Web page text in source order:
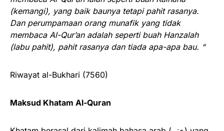
(kemangi), yang baik baunya tetapi pahit rasanya.
Dan perumpamaan orang munafik yang tidak
membaca Al-Qur’an adalah seperti buah Hanzalah
(labu pahit), pahit rasanya dan tiada apa-apa bau. “
Riwayat al-Bukhari (7560)
Maksud Khatam Al-Quran